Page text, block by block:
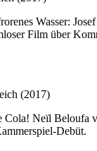
Wasser:
Film über
(2017)
Cola! Neïl Beloufa
Debüt.